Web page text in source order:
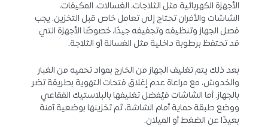
الأجهزة الكهربائية مثل الثلاجات، الغسالات، المكيفات،
الشاشات والأفران تحتاج إلى تعامل خاص قبل التخزين. يجب
فصل الجهاز وتنظيفه وتجفيفه جيدًا، خصوصًا الأجهزة التي
قد تحتفظ برطوبة داخلية مثل الغسالة أو الثلاجة.
بعد ذلك يتم تغليف الجهاز من الخارج بمواد تحميه من الغبار
والخدوش، مع مراعاة عدم إغلاق فتحات التهوية بطريقة تضر
بالجهاز. أما الشاشات فيُفضل تغليفها بالبلاستيك الفقاعي
ووضع طبقة حماية أمام الشاشة، ثم تخزينها بوضعية آمنة
بعيدًا عن الضغط أو الميلان.